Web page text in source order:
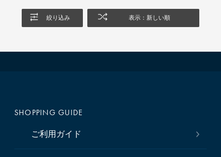
絞り込み 表示：新しい順
SHOPPING GUIDE
ご利用ガイド